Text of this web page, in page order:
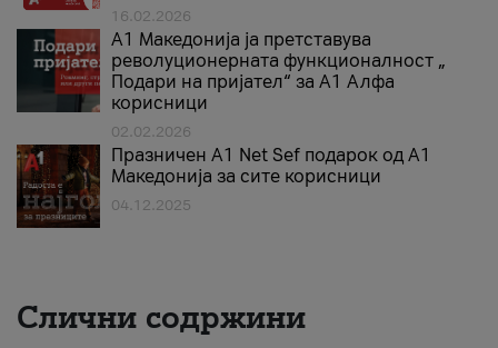
16.02.2026
А1 Македонија ја претставува
револуционерната функционалност „
Подари на пријател“ за А1 Алфа
корисници
02.02.2026
Празничен A1 Net Sеf подарок од А1
Македонија за сите корисници
04.12.2025
Слични содржини